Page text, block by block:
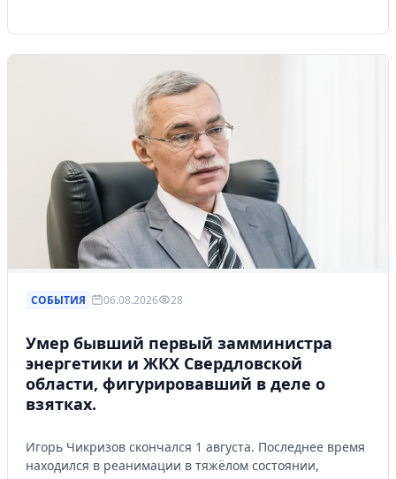
СОБЫТИЯ 06.08.2026 28
Умер бывший первый замминистра
энергетики и ЖКХ Свердловской
области, фигурировавший в деле о
взятках.
Игорь Чикризов скончался 1 августа. Последнее время
находился в реанимации в тяжёлом состоянии,